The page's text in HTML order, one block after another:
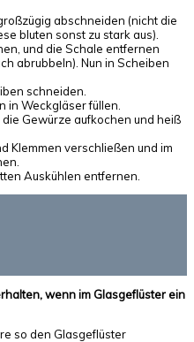
abschneiden (nicht die
bluten sonst zu stark aus).
und die Schale entfernen
abrubbeln). Nun in Scheiben
schneiden.
in Weckgläser füllen.
die Gewürze aufkochen und heiß
Klemmen verschließen und im
Auskühlen entfernen.
wenn im Glasgeflüster ein
so den Glasgeflüster